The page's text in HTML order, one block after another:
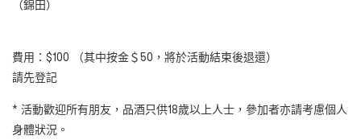
（錦田）
費用：$100 （其中按金＄50，將於活動結束後退還）
請先登記
* 活動歡迎所有朋友，品酒只供18歲以上人士，參加者亦請考慮個人
身體狀況。